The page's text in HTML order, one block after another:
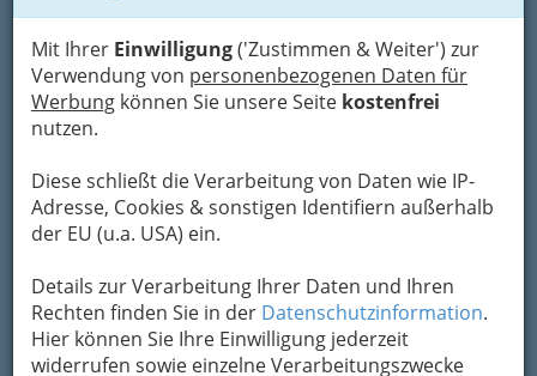
Mit Ihrer Einwilligung('Zustimmen & Weiter') zur
Verwendung von personenbezogenen Daten für
Werbung können Sie unsere Seite kostenfrei
nutzen.
Diese schließt die Verarbeitung von Daten wie IP-
Adresse, Cookies & sonstigen Identifiern außerhalb
der EU (u.a. USA) ein.
Details zur Verarbeitung Ihrer Daten und Ihren
Rechten finden Sie in der Datenschutzinformation.
Hier können Sie Ihre Einwilligung jederzeit
widerrufen sowie einzelne Verarbeitungszwecke
Karte
Adresse mit Google Maps anschauen